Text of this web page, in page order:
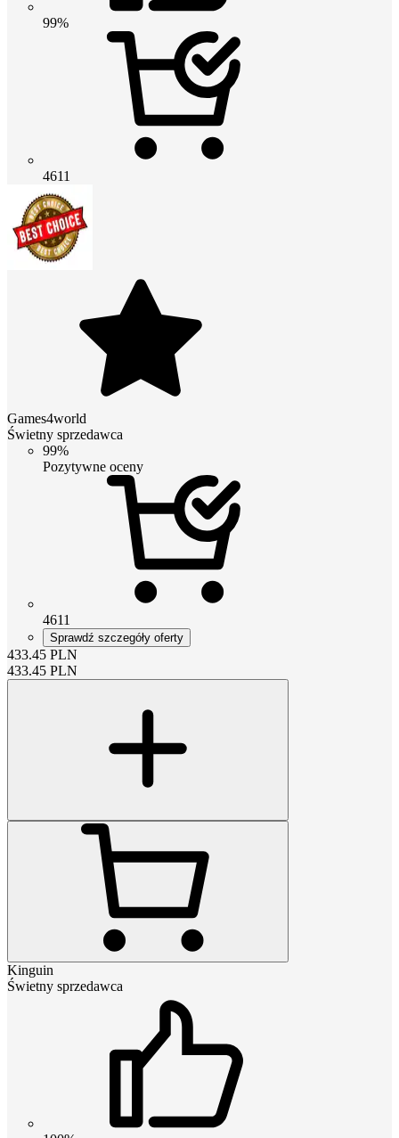
99%
4611
Games4world
Świetny sprzedawca
99%
Pozytywne oceny
4611
Sprawdź szczegóły oferty
433.45 PLN
433.45 PLN
Kinguin
Świetny sprzedawca